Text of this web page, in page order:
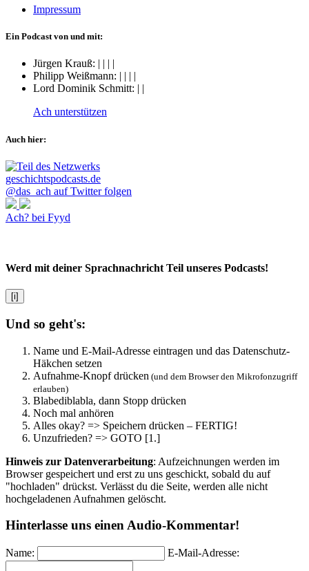
Impressum
Ein Podcast von und mit:
Jürgen Krauß: | | | |
Philipp Weißmann: | | | |
Lord Dominik Schmitt: | |
Ach unterstützen
Auch hier:
@das_ach auf Twitter folgen
Ach? bei Fyyd
Werd mit deiner Sprachnachricht Teil unseres Podcasts!
[i]
Und so geht's:
Name und E-Mail-Adresse eintragen und das Datenschutz-
Häkchen setzen
Aufnahme-Knopf drücken (und dem Browser den Mikrofonzugriff
erlauben)
Blabediblabla, dann Stopp drücken
Noch mal anhören
Alles okay? => Speichern drücken – FERTIG!
Unzufrieden? => GOTO [1.]
Hinweis zur Datenverarbeitung: Aufzeichnungen werden im
Browser gespeichert und erst zu uns geschickt, sobald du auf
"hochladen" drückst. Verlässt du die Seite, werden alle nicht
hochgeladenen Aufnahmen gelöscht.
Hinterlasse uns einen Audio-Kommentar!
Name: E-Mail-Adresse: